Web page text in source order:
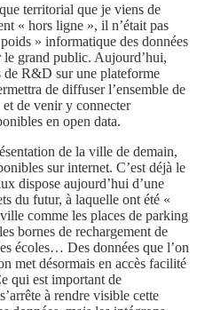
territorial que je viens de
« hors ligne », il n’était pas
» informatique des données
le grand public. Aujourd’hui,
de R&D sur une plateforme
de diffuser l’ensemble de
de venir y connecter
en open data.
de la ville de demain,
sur internet. C’est déjà le
dispose aujourd’hui d’une
du futur, à laquelle ont été «
comme les places de parking
bornes de rechargement de
écoles… Des données que l’on
met désormais en accès facilité
qui est important de
à rendre visible cette